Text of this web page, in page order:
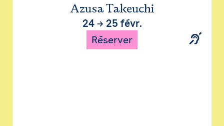
Azusa Takeuchi
24→ 25 févr.
Réserver